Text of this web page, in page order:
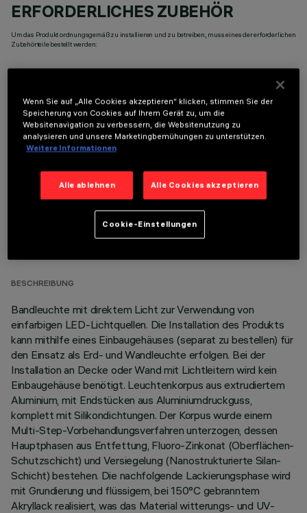
ERFORDERLICHES ZUBEHÖR
Um das Produkt ordnungsgemäß zu installieren und zu betreiben, muss eines der erforderlichen
Zubehörteile bestellt werden:
OPTIONALE KOMPONENTEN
TECHNISCHE DATEN
BESCHREIBUNG
Bandleuchte mit direktem Licht zur Verwendung von
einfarbigen LED-Lichtquellen. Die Installation des Produkts
kann mithilfe eines Einbaugehäuses (separat zu bestellen) für
den Einsatz als Erd- und Wandleuchte erfolgen. Bei der
Installation an Decke oder Wand mit Lichtleitern wird kein
Einbaugehäuse benötigt. Leuchtenkorpus aus extrudiertem
Aluminium, mit Endstücken aus Aluminiumdruckguss,
komplett mit Silikondichtungen. Der Korpus wurde einem
Multi-Step-Vorbehandlungsverfahren unterzogen, dessen
Hauptphasen aus Entfettung, Fluoro-Zinkonat (Oberflächen-
Schutzschicht) und Versiegelung (Nanostrukturierte Silan-
Schicht) bestehen. Die nachfolgende Lackierungsphase wird
mit Grundierung und flüssigem, bei 150°C gebranntem
Akryllack realisiert, was das Material witterungs- und UV-
Wenn Sie auf „Alle Cookies akzeptieren“ klicken, stimmen Sie der
Speicherung von Cookies auf Ihrem Gerät zu, um die
Websitenavigation zu verbessern, die Websitenutzung zu
analysieren und unsere Marketingbemühungen zu unterstützen.
Weitere Informationen
Alle ablehnen Alle Cookies akzeptieren
Cookie-Einstellungen